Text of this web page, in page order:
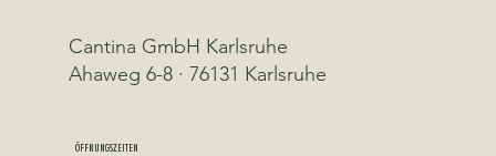
Cantina GmbH Karlsruhe
Ahaweg 6-8 · 76131 Karlsruhe
ÖFFNUNGSZEITEN